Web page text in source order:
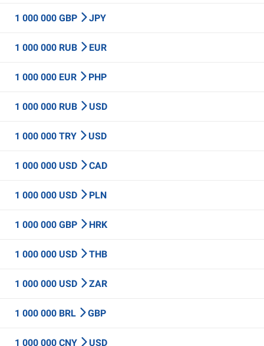
1 000 000 GBP JPY
1 000 000 RUB EUR
1 000 000 EUR PHP
1 000 000 RUB USD
1 000 000 TRY USD
1 000 000 USD CAD
1 000 000 USD PLN
1 000 000 GBP HRK
1 000 000 USD THB
1 000 000 USD ZAR
1 000 000 BRL GBP
1 000 000 CNY USD